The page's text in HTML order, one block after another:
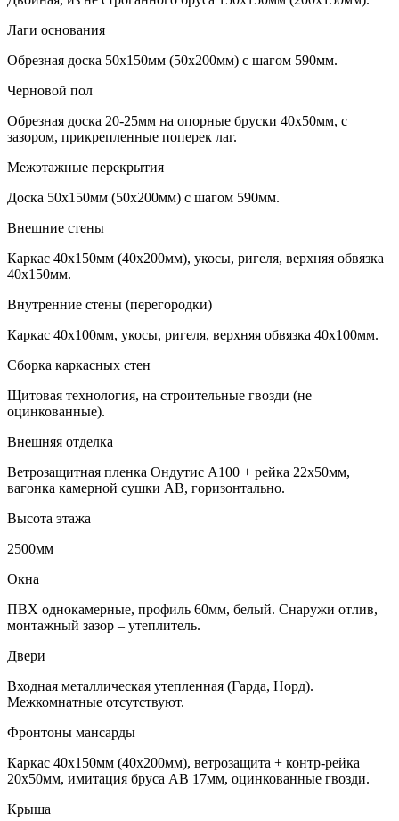
Лаги основания
Обрезная доска 50х150мм (50х200мм) с шагом 590мм.
Черновой пол
Обрезная доска 20-25мм на опорные бруски 40х50мм, с
зазором, прикрепленные поперек лаг.
Межэтажные перекрытия
Доска 50х150мм (50х200мм) с шагом 590мм.
Внешние стены
Каркас 40х150мм (40х200мм), укосы, ригеля, верхняя обвязка
40х150мм.
Внутренние стены (перегородки)
Каркас 40х100мм, укосы, ригеля, верхняя обвязка 40х100мм.
Сборка каркасных стен
Щитовая технология, на строительные гвозди (не
оцинкованные).
Внешняя отделка
Ветрозащитная пленка Ондутис А100 + рейка 22х50мм,
вагонка камерной сушки АВ, горизонтально.
Высота этажа
2500мм
Окна
ПВХ однокамерные, профиль 60мм, белый. Снаружи отлив,
монтажный зазор – утеплитель.
Двери
Входная металлическая утепленная (Гарда, Норд).
Межкомнатные отсутствуют.
Фронтоны мансарды
Каркас 40х150мм (40х200мм), ветрозащита + контр-рейка
20х50мм, имитация бруса АВ 17мм, оцинкованные гвозди.
Крыша